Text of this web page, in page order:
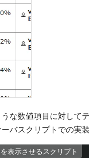
な数値項目に対して
バスクリプトでの実
表示させるスクリプト